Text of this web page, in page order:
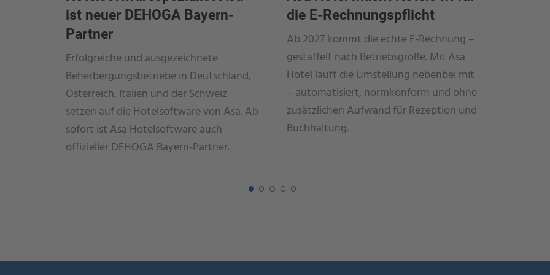
ist neuer DEHOGA Bayern-
Partner
Erfolgreiche und ausgezeichnete
Beherbergungsbetriebe in Deutschland,
Österreich, Italien und der Schweiz
setzen auf die Hotelsoftware von Asa. Ab
sofort ist Asa Hotelsoftware auch
offizieller DEHOGA Bayern-Partner.
die E-Rechnungspflicht
Ab 2027 kommt die echte E-Rechnung –
gestaffelt nach Betriebsgröße. Mit Asa
Hotel läuft die Umstellung nebenbei mit
– automatisiert, normkonform und ohne
zusätzlichen Aufwand für Rezeption und
Buchhaltung.